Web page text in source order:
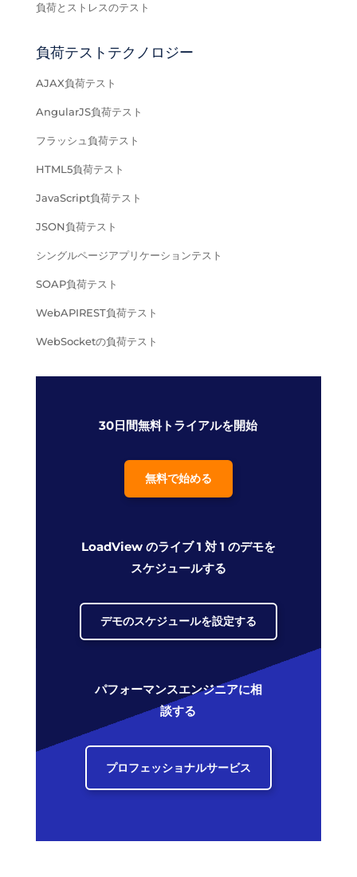
負荷とストレスのテスト
負荷テストテクノロジー
AJAX負荷テスト
AngularJS負荷テスト
フラッシュ負荷テスト
HTML5負荷テスト
JavaScript負荷テスト
JSON負荷テスト
シングルページアプリケーションテスト
SOAP負荷テスト
WebAPIREST負荷テスト
WebSocketの負荷テスト
30日間無料トライアルを開始
無料で始める
LoadView のライブ 1 対 1 のデモを
スケジュールする
デモのスケジュールを設定する
パフォーマンスエンジニアに相
談する
プロフェッショナルサービス